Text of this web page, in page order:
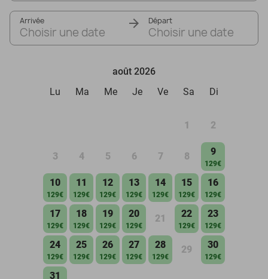
Arrivée
Choisir une date
Départ
Choisir une date
août 2026
Lu
Ma Me Je Ve Sa Di
1 2
3 4 5 6 7 8 9
129€
10
129€
11
129€
12
129€
13
129€
14
129€
15
129€
16
129€
17
129€
18
129€
19
129€
20
129€
21 22
129€
23
129€
24
129€
25
129€
26
129€
27
129€
28
129€
29 30
129€
31